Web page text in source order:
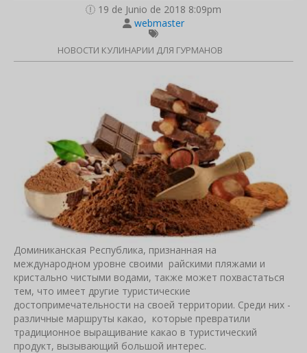
19 de Junio de 2018 8:09pm
webmaster
НОВОСТИ КУЛИНАРИИ ДЛЯ ГУРМАНОВ
Доминиканская Республика, признанная на
международном уровне своими райскими пляжами и
кристально чистыми водами, также может похвастаться
тем, что имеет другие туристические
достопримечательности на своей территории. Среди них -
различные маршруты какао, которые превратили
традиционное выращивание какао в туристический
продукт, вызывающий большой интерес.